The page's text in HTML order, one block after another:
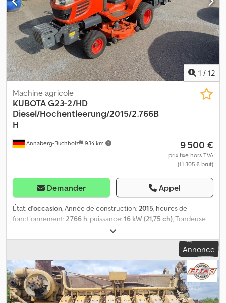
1 / 12
Annaberg-Buchholz 934 km
Machine agricole
KUBOTAG23-2/HD
Diesel/Hochentleerung/2015/2.766B
H
9 500 €
prix fixe hors TVA
(11 305 € brut)
Demander Appel
État:d'occasion, Année de construction: 2015, heures de
fonctionnement: 2 766 h , puissance:16 kW (21,75 ch) , Tondeuse
autoportée KUBOTA G23-2 HD à vidange haute 16,1 kW/22 ch Y
compris carter de coupe central RCK 48 largeur 1,22 m, bac de
ramassage 640 L à vidange hydraulique haute ---- * Moteur :
moteur diesel KUBOTA 3 cylindres de 898 cm³, norme d’émission
V, puissance moteur (SAE J1995) 16,1 kW (21,9 ch) * Transmission :
transmission hydrostatique à régulation en fonction de la charge,
vitesse maximale 19 km/h * Blocage de différentiel mécanique *
Annonce